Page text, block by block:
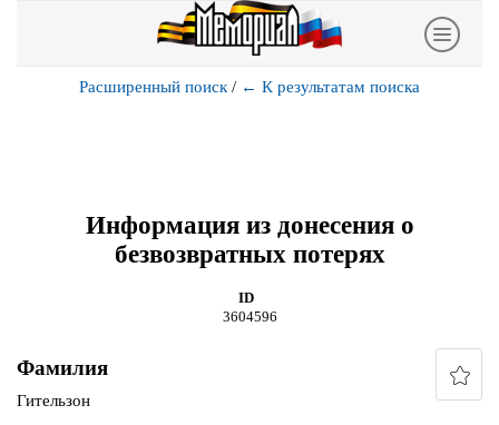
Расширенный поиск / ← К результатам поиска
Информация из донесения о
безвозвратных потерях
ID
3604596
Фамилия
Гительзон